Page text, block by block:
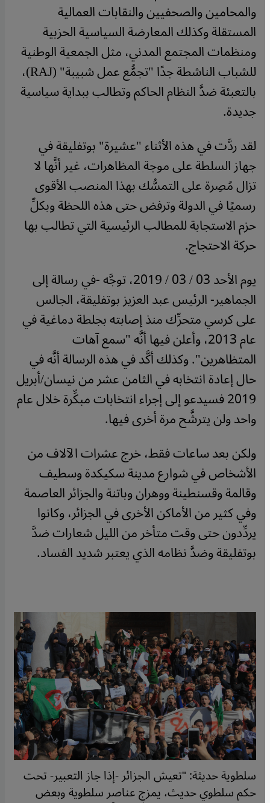
والمحامين والصحفيين والنقابات العمالية
المستقلة وكذلك المعارضة السياسية الحزبية
ومنظمات المجتمع المدني، مثل الجمعية الوطنية
للشباب الناشطة جدًا "تجمُّع عمل شبيبة" (RAJ)،
بالتعبئة ضدَّ النظام الحاكم وتطالب ببداية سياسية
جديدة.
لقد ردَّت في هذه الأثناء "عشيرة" بوتفليقة في
جهاز السلطة على موجة المظاهرات، غير أنَّها لا
تزال مُصِرة على التمسُّك بهذا المنصب الأقوى
رسميًا في الدولة وترفض حتى هذه اللحظة وبكلِّ
حزم الاستجابة للمطالب الرئيسية التي تطالب بها
حركة الاحتجاج.
يوم الأحد 03 / 03 / 2019، توجَّه -في رسالة إلى
الجماهير- الرئيس عبد العزيز بوتفليقة، الجالس
على كرسي متحرِّك منذ إصابته بجلطة دماغية في
عام 2013، وأعلن فيها أنَّه "سمع آهات
المتظاهرين". وكذلك أكَّد في هذه الرسالة أنَّه في
حال إعادة انتخابه في الثامن عشر من نيسان/أبريل
2019 فسيدعو إلى إجراء انتخابات مبكِّرة خلال عام
واحد ولن يترشَّح مرة أخرى فيها.
ولكن بعد ساعات فقط، خرج عشرات الآلاف من
الأشخاص في شوارع مدينة سكيكدة وسطيف
وقالمة وقسنطينة ووهران وباتنة والجزائر العاصمة
وفي كثير من الأماكن الأخرى في الجزائر، وكانوا
يردِّدون حتى وقت متأخر من الليل شعارات ضدَّ
بوتفليقة وضدَّ نظامه الذي يعتبر شديد الفساد.
سلطوية حديثة: "تعيش الجزائر -إذا جاز التعبير- تحت
حكم سلطوي حديث، يمزج عناصر سلطوية وبعض